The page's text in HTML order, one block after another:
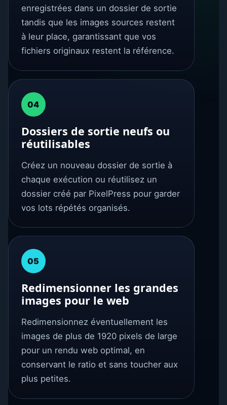
enregistrées dans un dossier de sortie
tandis que les images sources restent
à leur place, garantissant que vos
fichiers originaux restent la référence.
04
Dossiers de sortie neufs ou
réutilisables
Créez un nouveau dossier de sortie à
chaque exécution ou réutilisez un
dossier créé par PixelPress pour garder
vos lots répétés organisés.
05
Redimensionner les grandes
images pour le web
Redimensionnez éventuellement les
images de plus de 1920 pixels de large
pour un rendu web optimal, en
conservant le ratio et sans toucher aux
plus petites.